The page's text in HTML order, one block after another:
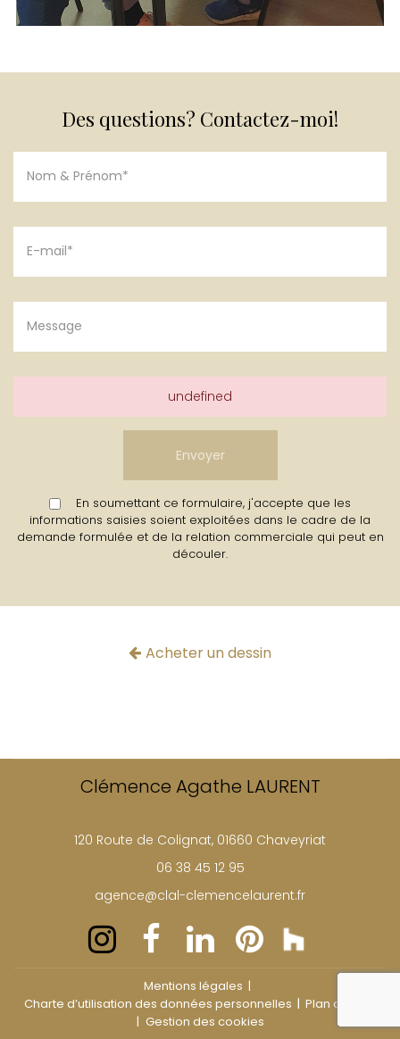
Des questions? Contactez-moi!
undefined
En soumettant ce formulaire, j'accepte que les
informations saisies soient exploitées dans le cadre de la
demande formulée et de la relation commerciale qui peut en
découler.
Acheter un dessin
Clémence Agathe LAURENT
120 Route de Colignat, 01660 Chaveyriat
06 38 45 12 95
agence@clal-clemencelaurent.fr
Mentions légales
Charte d’utilisation des données personnelles
Plan du site
Gestion des cookies